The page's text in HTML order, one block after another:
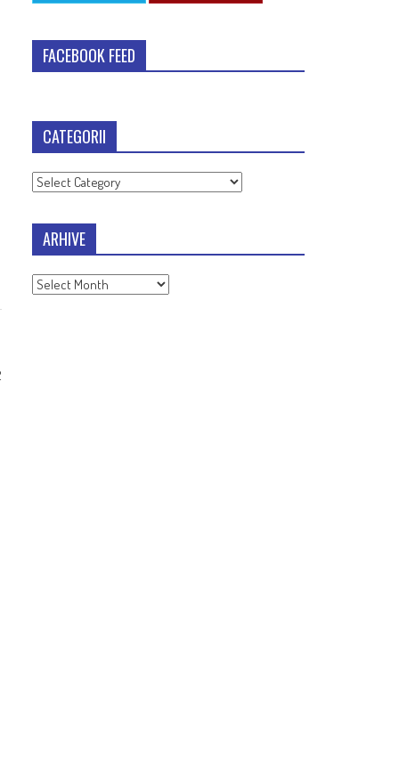
FACEBOOK FEED
CATEGORII
Categorii
ARHIVE
Arhive